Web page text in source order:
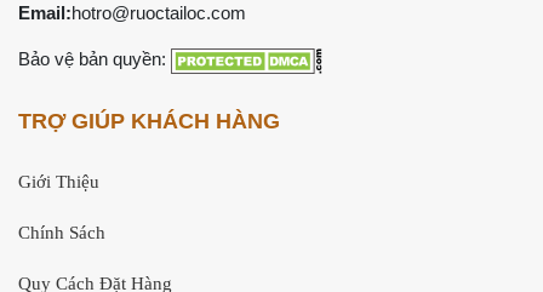
Email:hotro@ruoctailoc.com
Bảo vệ bản quyền:
TRỢ GIÚP KHÁCH HÀNG
Giới Thiệu
Chính Sách
Quy Cách Đặt Hàng